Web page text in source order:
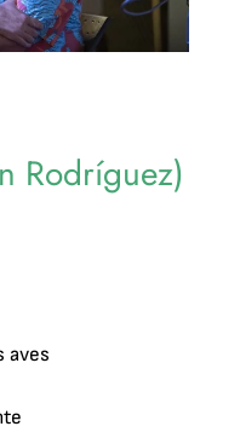
Rodríguez)
aves